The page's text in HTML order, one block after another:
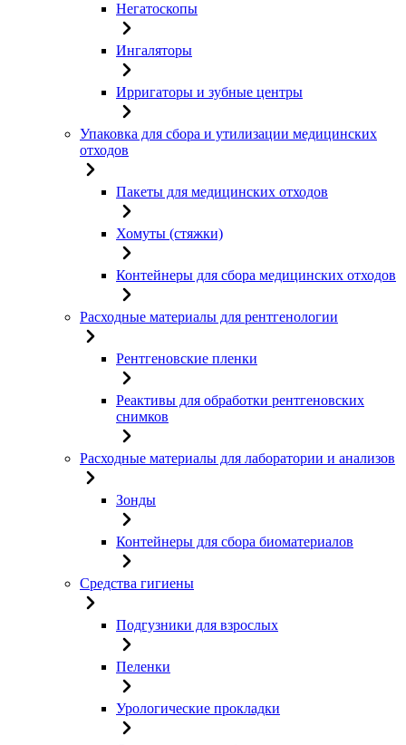
Негатоскопы
Ингаляторы
Ирригаторы и зубные центры
Упаковка для сбора и утилизации медицинских
отходов
Пакеты для медицинских отходов
Хомуты (стяжки)
Контейнеры для сбора медицинских отходов
Расходные материалы для рентгенологии
Рентгеновские пленки
Реактивы для обработки рентгеновских
снимков
Расходные материалы для лаборатории и анализов
Зонды
Контейнеры для сбора биоматериалов
Средства гигиены
Подгузники для взрослых
Пеленки
Урологические прокладки